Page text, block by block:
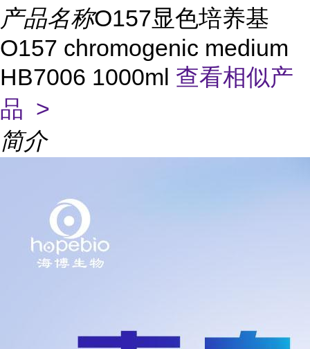
产品名称O157显色培养基
O157 chromogenic medium
HB7006 1000ml 查看相似产
品 >
简介